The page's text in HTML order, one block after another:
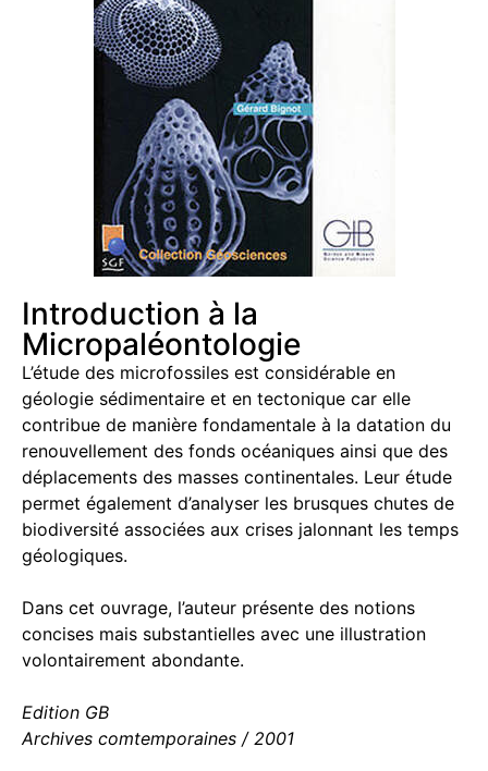
Introduction à la
Micropaléontologie
L’étude des microfossiles est considérable en
géologie sédimentaire et en tectonique car elle
contribue de manière fondamentale à la datation du
renouvellement des fonds océaniques ainsi que des
déplacements des masses continentales. Leur étude
permet également d’analyser les brusques chutes de
biodiversité associées aux crises jalonnant les temps
géologiques.
Dans cet ouvrage, l’auteur présente des notions
concises mais substantielles avec une illustration
volontairement abondante.
Edition GB
Archives comtemporaines / 2001